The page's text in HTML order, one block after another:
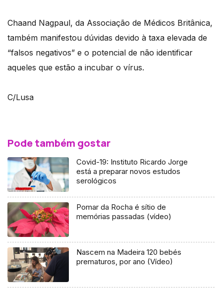
Chaand Nagpaul, da Associação de Médicos Britânica,
também manifestou dúvidas devido à taxa elevada de
“falsos negativos” e o potencial de não identificar
aqueles que estão a incubar o vírus.
C/Lusa
Pode também gostar
Covid-19: Instituto Ricardo Jorge
está a preparar novos estudos
serológicos
Pomar da Rocha é sítio de
memórias passadas (vídeo)
Nascem na Madeira 120 bebés
prematuros, por ano (Vídeo)